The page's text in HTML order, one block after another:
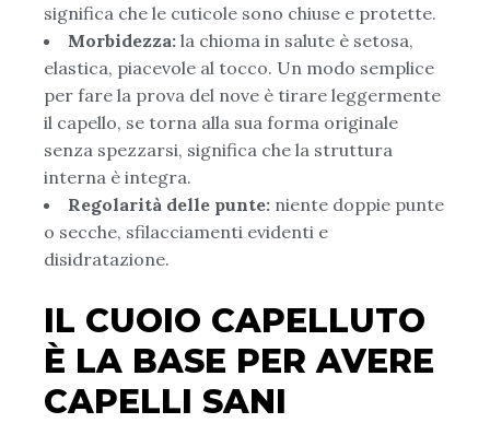
significa che le cuticole sono chiuse e protette.
Morbidezza:la chioma in salute è setosa,
elastica, piacevole al tocco. Un modo semplice
per fare la prova del nove è tirare leggermente
il capello, se torna alla sua forma originale
senza spezzarsi, significa che la struttura
interna è integra.
Regolarità delle punte: niente doppie punte
o secche, sfilacciamenti evidenti e
disidratazione.
IL CUOIO CAPELLUTO
È LA BASE PER AVERE
CAPELLI SANI